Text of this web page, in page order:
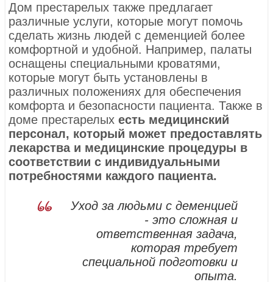
Дом престарелых также предлагает
различные услуги, которые могут помочь
сделать жизнь людей с деменцией более
комфортной и удобной. Например, палаты
оснащены специальными кроватями,
которые могут быть установлены в
различных положениях для обеспечения
комфорта и безопасности пациента. Также в
доме престарелыхесть медицинский
персонал, который может предоставлять
лекарства и медицинские процедуры в
соответствии с индивидуальными
потребностями каждого пациента.
Уход за людьми с деменцией
- это сложная и
ответственная задача,
которая требует
специальной подготовки и
опыта.